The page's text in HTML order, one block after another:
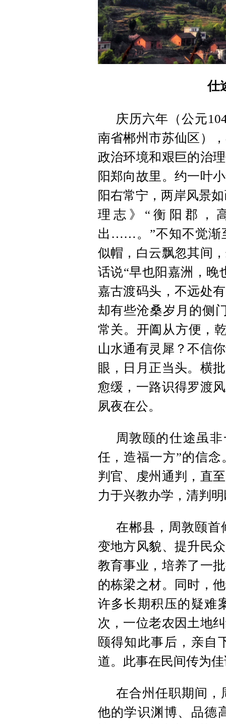
仕
庆历六年（公元
南省郴州市苏仙区）
政治环境和艰巨的治
阳郑向故里。约一叶
阳右常宁，两岸风景
理志》“衡阳郡，
出……。”不知不觉渐
似帽，白云飘忽其间
话说“早也阳嘉洲，晚
嘉古渡码头，不远处
却有些沧桑岁月的侧
常关。开阖从方便，
山水通有灵犀？不信
眼，日月正当头。横
愈缓，一路识得罗渡
夙夜在公。
周敦颐的仕途虽
任，造福一方”的信
判官、虔州通判，直
力于兴教办学，清判
在郴县，周敦颐首
变地方风貌、提升民
教育事业，培养了一
的栋梁之材。同时，
许多长期积压的疑难
次，一位老农因土地
颐得知此事后，亲自
道。此事在民间传为
在合州任职期间，
他的学识渊博、品德